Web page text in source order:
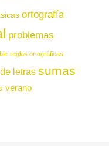
ortografía
problemas
reglas ortográficas
letras sumas
verano